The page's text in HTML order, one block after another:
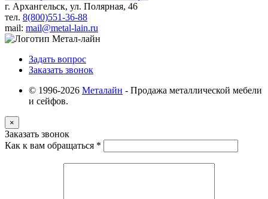
г. Архангельск, ул. Полярная, 46
тел. 8(800)551-36-88
mail: mail@metal-lain.ru
Задать вопрос
Заказать звонок
© 1996-2026 Металайн - Продажа металлической мебели
и сейфов.
×
Заказать звонок
Как к вам обращаться *